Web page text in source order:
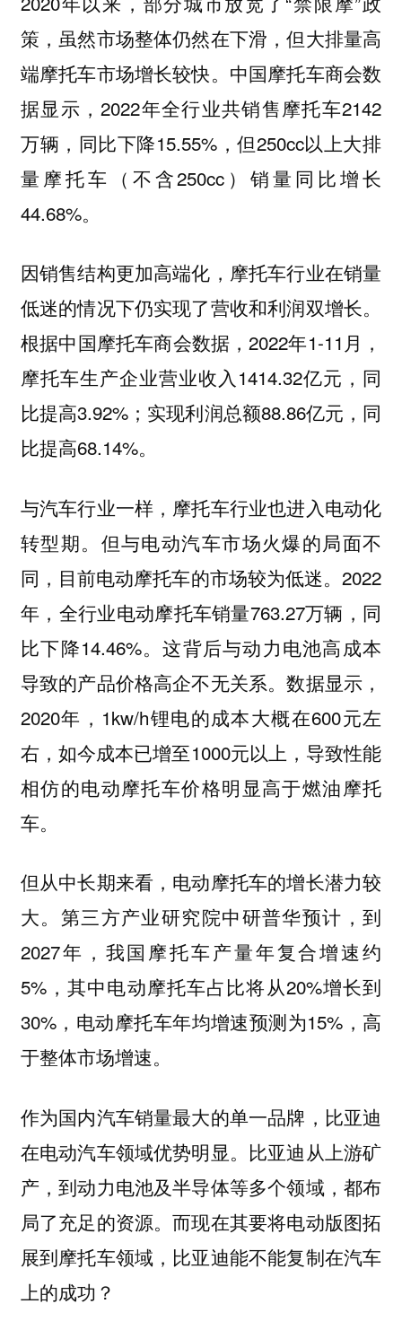
策，虽然市场整体仍然在下滑，但大排量高
端摩托车市场增长较快。中国摩托车商会数
据显示，2022年全行业共销售摩托车2142
万辆，同比下降15.55%，但250cc以上大排
量摩托车（不含250cc）销量同比增长
44.68%。
因销售结构更加高端化，摩托车行业在销量
低迷的情况下仍实现了营收和利润双增长。
根据中国摩托车商会数据，2022年1-11月，
摩托车生产企业营业收入1414.32亿元，同
比提高3.92%；实现利润总额88.86亿元，同
比提高68.14%。
与汽车行业一样，摩托车行业也进入电动化
转型期。但与电动汽车市场火爆的局面不
同，目前电动摩托车的市场较为低迷。2022
年，全行业电动摩托车销量763.27万辆，同
比下降14.46%。这背后与动力电池高成本
导致的产品价格高企不无关系。数据显示，
2020年，1kw/h锂电的成本大概在600元左
右，如今成本已增至1000元以上，导致性能
相仿的电动摩托车价格明显高于燃油摩托
车。
但从中长期来看，电动摩托车的增长潜力较
大。第三方产业研究院中研普华预计，到
2027年，我国摩托车产量年复合增速约
5%，其中电动摩托车占比将从20%增长到
30%，电动摩托车年均增速预测为15%，高
于整体市场增速。
作为国内汽车销量最大的单一品牌，比亚迪
在电动汽车领域优势明显。比亚迪从上游矿
产，到动力电池及半导体等多个领域，都布
局了充足的资源。而现在其要将电动版图拓
展到摩托车领域，比亚迪能不能复制在汽车
上的成功？